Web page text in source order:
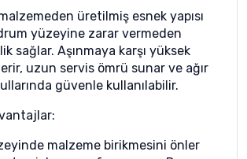
üretilmiş esnek yapısı
yüzeyine zarar vermeden
sağlar. Aşınmaya karşı yüksek
uzun servis ömrü sunar ve ağır
güvenle kullanılabilir.
malzeme birikmesini önler